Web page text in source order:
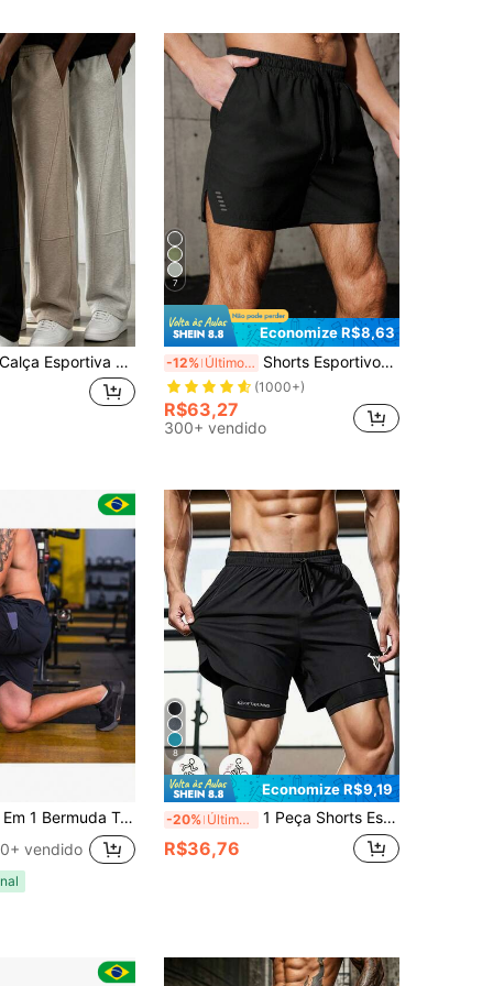
Esportiva Solta com Blocos de Cor Preta para Homens, Roupa Masculina de Verão, Respirável e Confortável
7
Economize R$8,63
-12% Últimos 3 dias Shorts Esportivos Externos Pretos de Secagem Rápida e Elásticos com Vários Bolsos, Verão
(1000+)
R$63,27
300+ vendido
Treino Academia - Short Dry Fit Masculino
vendido
8
Economize R$9,19
-20% Últimos 3 dias 1 Peça Shorts Esportivos com Estampa de Cabeça de Touro em Cor Sólida, Resistente à Abrasão e Leve, Shorts de Corrida Unissex de Dupla Camada para Fitness ao Ar Livre Primavera Verão
R$36,76